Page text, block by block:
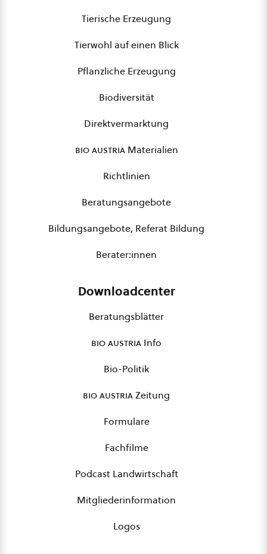
Tierische Erzeugung
Tierwohl auf einen Blick
Pflanzliche Erzeugung
Biodiversität
Direktvermarktung
bio austriaMaterialien
Richtlinien
Beratungsangebote
Bildungsangebote, Referat Bildung
Berater:innen
Downloadcenter
Beratungsblätter
bio austria Info
Bio-Politik
bio austriaZeitung
Formulare
Fachfilme
Podcast Landwirtschaft
Mitgliederinformation
Logos